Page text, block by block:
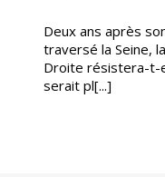
Deux ans après
traversé la Seine,
Droite résistera-t-
serait pl[...]